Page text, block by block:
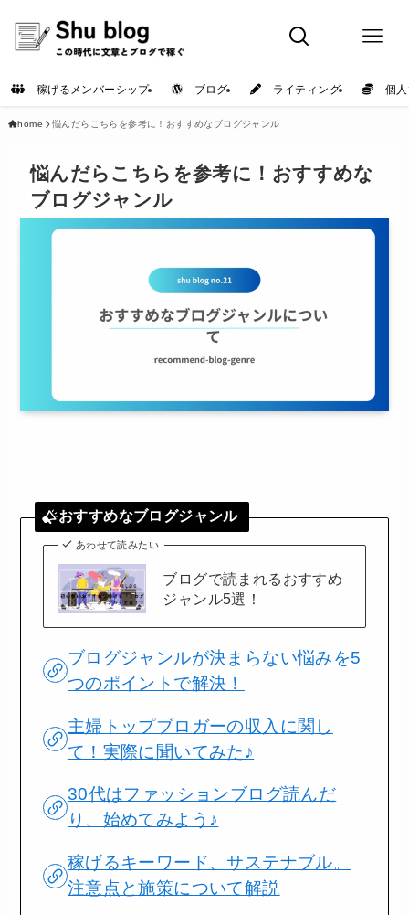
稼げるメンバーシップ ブログ ライティング 個人
home 悩んだらこちらを参考に！おすすめなブログジャンル
悩んだらこちらを参考に！おすすめな
ブログジャンル
おすすめなブログジャンル
あわせて読みたい
ブログで読まれるおすすめ
ジャンル5選！
ブログジャンルが決まらない悩みを5
つのポイントで解決！
主婦トップブロガーの収入に関し
て！実際に聞いてみた♪
30代はファッションブログ読んだ
り、始めてみよう♪
稼げるキーワード、サステナブル。
注意点と施策について解説